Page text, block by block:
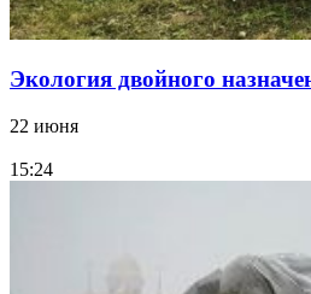
Экология двойного
22 июня
15:24